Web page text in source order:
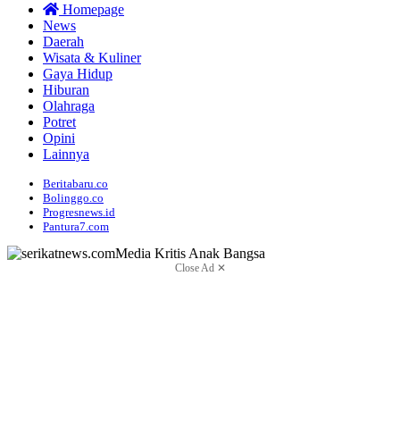
Homepage
News
Daerah
Wisata & Kuliner
Gaya Hidup
Hiburan
Olahraga
Potret
Opini
Lainnya
Beritabaru.co
Bolinggo.co
Progresnews.id
Pantura7.com
Close Ad ✕